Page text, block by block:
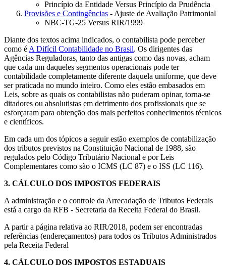
Princípio da Entidade Versus Princípio da Prudência
Provisões e Contingências - Ajuste de Avaliação Patrimonial
NBC-TG-25 Versus RIR/1999
Diante dos textos acima indicados, o contabilista pode perceber
como é A Difícil Contabilidade no Brasil. Os dirigentes das
Agências Reguladoras, tanto das antigas como das novas, acham
que cada um daqueles segmentos operacionais pode ter
contabilidade completamente diferente daquela uniforme, que deve
ser praticada no mundo inteiro. Como eles estão embasados em
Leis, sobre as quais os contabilistas não puderam opinar, torna-se
ditadores ou absolutistas em detrimento dos profissionais que se
esforçaram para obtenção dos mais perfeitos conhecimentos técnicos
e científicos.
Em cada um dos tópicos a seguir estão exemplos de contabilização
dos tributos previstos na Constituição Nacional de 1988, são
regulados pelo Código Tributário Nacional e por Leis
Complementares como são o ICMS (LC 87) e o ISS (LC 116).
3. CÁLCULO DOS IMPOSTOS FEDERAIS
A administração e o controle da Arrecadação de Tributos Federais
está a cargo da RFB - Secretaria da Receita Federal do Brasil.
A partir a página relativa ao RIR/2018, podem ser encontradas
referências (endereçamentos) para todos os Tributos Administrados
pela Receita Federal
4. CÁLCULO DOS IMPOSTOS ESTADUAIS